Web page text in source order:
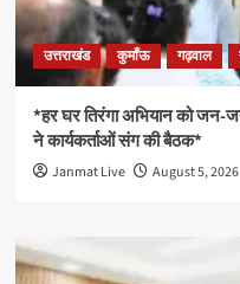
उत्तराखंड कुमाँऊ गढ़वाल
*हर घर तिरंगा अभियान को जन-
ने कार्यकर्ताओं संग की बैठक*
Janmat Live August 5, 2026